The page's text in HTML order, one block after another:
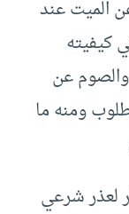
الميت عند
كيفيته
عن
ومنه ما
لعذر شرعي